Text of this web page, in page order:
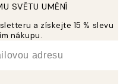
SVĚTU UMĚNÍ
a získejte 15 % slevu
nákupu.